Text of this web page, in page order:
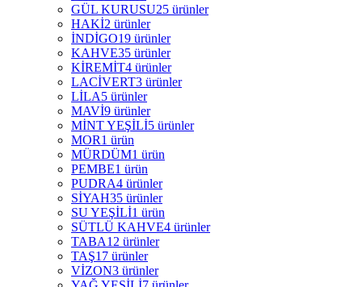
GÜL KURUSU25 ürünler
HAKİ2 ürünler
İNDİGO19 ürünler
KAHVE35 ürünler
KİREMİT4 ürünler
LACİVERT3 ürünler
LİLA5 ürünler
MAVİ9 ürünler
MİNT YEŞİLİ5 ürünler
MOR1 ürün
MÜRDÜM1 ürün
PEMBE1 ürün
PUDRA4 ürünler
SİYAH35 ürünler
SU YEŞİLİ1 ürün
SÜTLÜ KAHVE4 ürünler
TABA12 ürünler
TAŞ17 ürünler
VİZON3 ürünler